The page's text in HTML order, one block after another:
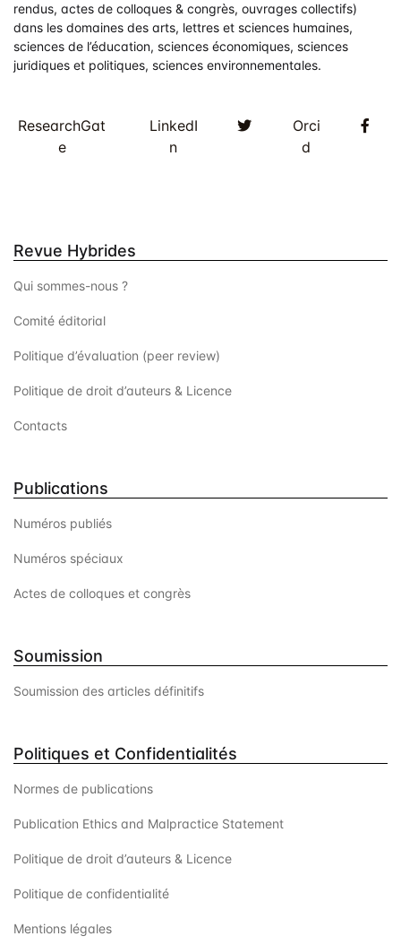
rendus, actes de colloques & congrès, ouvrages collectifs)
dans les domaines des arts, lettres et sciences humaines,
sciences de l’éducation, sciences économiques, sciences
juridiques et politiques, sciences environnementales.
ResearchGat
e
LinkedI
n
TwitterOrci
d
Revue Hybrides
Qui sommes-nous ?
Comité éditorial
Politique d’évaluation (peer review)
Politique de droit d’auteurs & Licence
Contacts
Publications
Numéros publiés
Numéros spéciaux
Actes de colloques et congrès
Soumission
Soumission des articles définitifs
Politiques et Confidentialités
Normes de publications
Publication Ethics and Malpractice Statement
Politique de droit d’auteurs & Licence
Politique de confidentialité
Mentions légales